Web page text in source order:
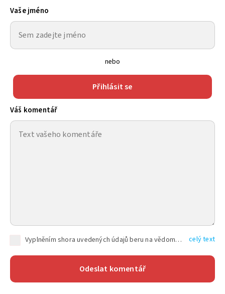
Vaše jméno
nebo
Přihlásit se
Váš komentář
Vyplněním shora uvedených údajů beru na vědomí, že společnost TEXT FACTORY s.r.o., sídlem Brno, Durďákova 336/29, Černá Pole, PSČ: 613 00, IČ: 06157831, zapsané u Krajského soudu v Brně, oddíl C, vložka 100399, bude zpracovávat mé osobní údaje uvedené v rámci mnou vyplněného registračního formuláře na základě oprávněných zájmů TEXT FACTORY s.r.o. dle čl. 6 odst. 1 písm. f) GDPR a pro splnění právních povinností (čl. 6 odst. 1 písm. c) GDPR), a to pro tyto účely: nezbytnost zajistit oprávnění návštěvníka webových stránek provozovaných společností TEXT FACTORY s.r.o. přispívat aktivně ke zveřejněným článkům nebo v rámci diskusních fór a výkon práv TEXT FACTORY s.r.o. jako administrátora těchto diskusních fór. Více informací o zpracování osobních údajů a právech lze nalézt v celý text